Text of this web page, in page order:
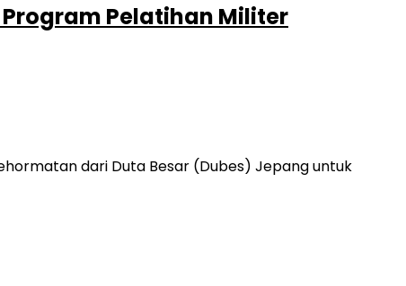
Pelatihan Militer
dari Duta Besar (Dubes) Jepang untuk